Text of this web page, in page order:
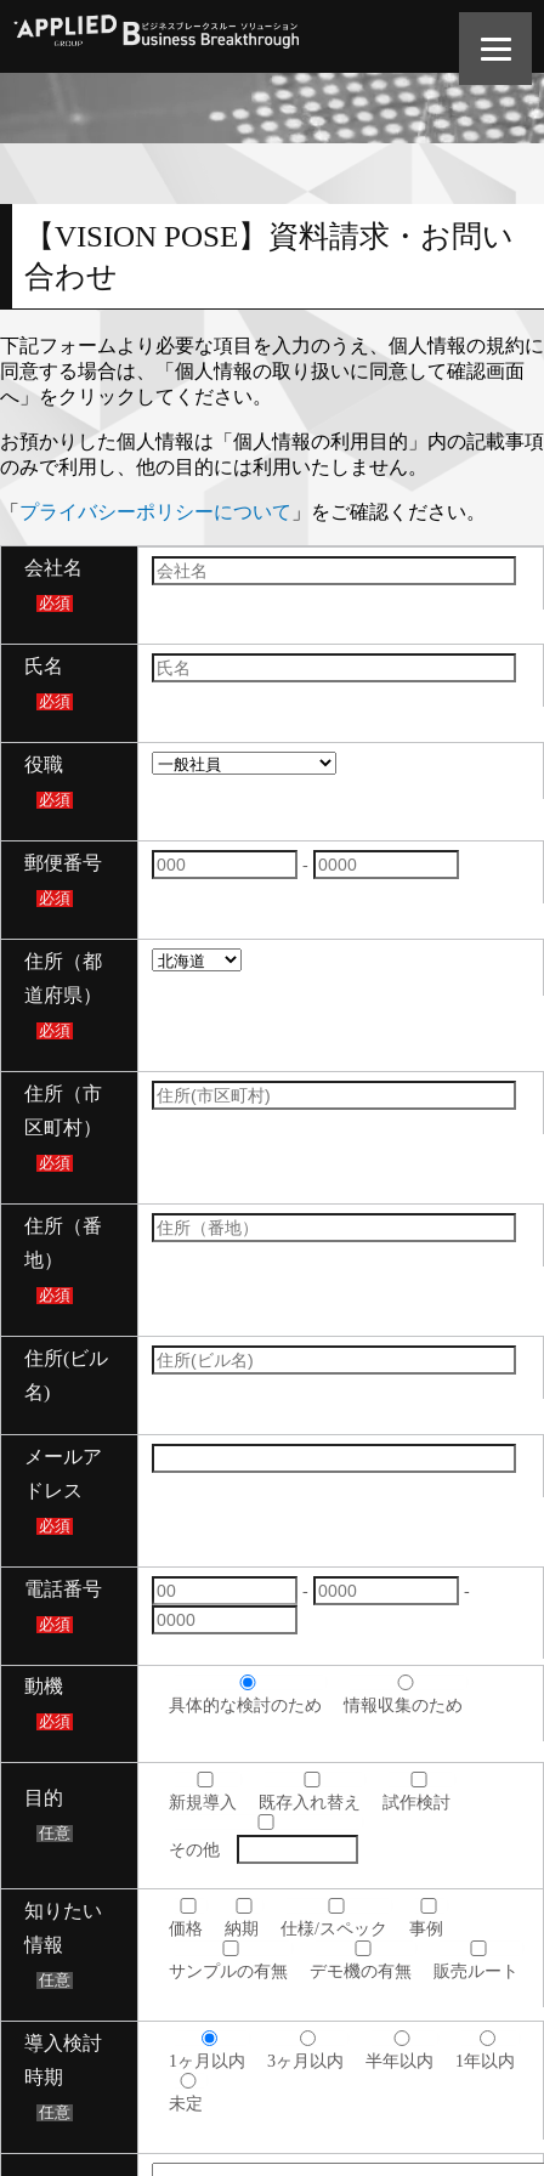
【VISION POSE】資料請求・お問い
合わせ
下記フォームより必要な項目を入力のうえ、個人情報の規約に
同意する場合は、「個人情報の取り扱いに同意して確認画面
へ」をクリックしてください。
お預かりした個人情報は「個人情報の利用目的」内の記載事項
のみで利用し、他の目的には利用いたしません。
「 プライバシーポリシーについて 」をご確認ください。
会社名
必須
氏名
必須
役職
必須
郵便番号
必須
-
住所（都
道府県）
必須
住所（市
区町村）
必須
住所（番
地）
必須
住所(ビル
名)
メールア
ドレス
必須
電話番号
必須
- -
動機
必須
具体的な検討のため 情報収集のため
目的
任意
新規導入 既存入れ替え 試作検討
その他
知りたい
情報
任意
価格 納期 仕様/スペック 事例
サンプルの有無 デモ機の有無 販売ルート
導入検討
時期
任意
1ヶ月以内 3ヶ月以内 半年以内 1年以内
未定